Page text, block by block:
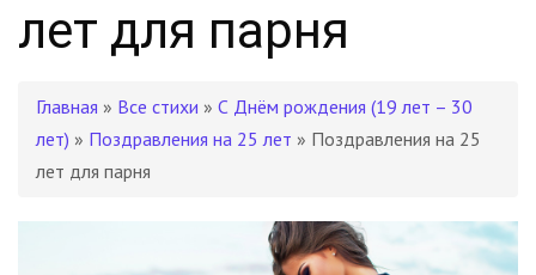
лет для парня
Главная » Все стихи » С Днём рождения (19 лет – 30
лет) » Поздравления на 25 лет » Поздравления на 25
лет для парня